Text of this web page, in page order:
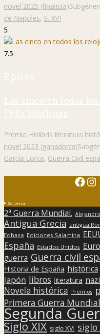
novel 2025 (finalista)
de Napoles, S. XVI
5
7.5
P. plebe
Las cinco en todos
Peña Martínez
Premio Hislibris literatura
novel 2023 (ganador/a)
García Lorca, Guerra Civil
Sorpresa
2ª Guerra Mundial.
Antigua Grecia antigua
Edhasa Ediciones Salamina
España Estados Unidos
guerra Guerra civil
Historia de España histórica
Japón libros literatura
Novela histórica Premios
Primera Guerra Mundial
Segunda
Siglo XIX siglo XVI siglo